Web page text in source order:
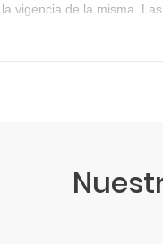
vigencia de la misma.